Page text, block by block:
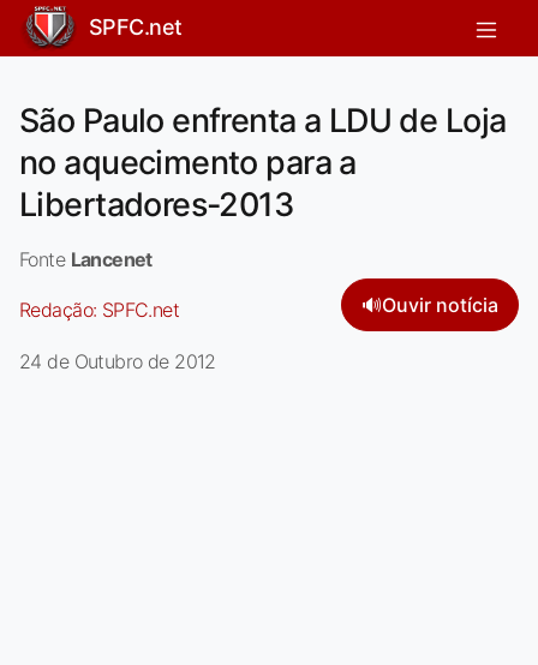
SPFC.net
São Paulo enfrenta a LDU de Loja
no aquecimento para a
Libertadores-2013
Fonte Lancenet
Redação: SPFC.net 🔊Ouvir notícia
24 de Outubro de 2012